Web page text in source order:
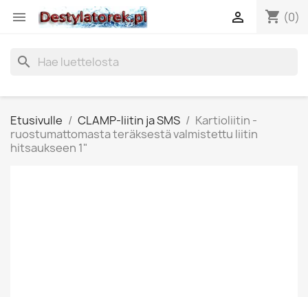
 shopping_cart (0)

search
Etusivulle CLAMP-liitin ja SMS
Kartioliitin -
ruostumattomasta teräksestä valmistettu liitin
hitsaukseen 1"